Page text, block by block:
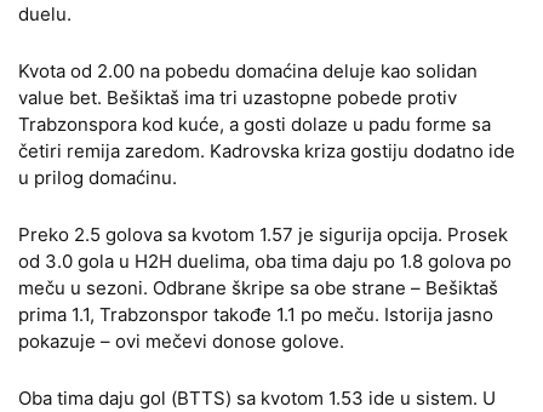
duelu.
Kvota od 2.00 na pobedu domaćina deluje kao solidan
value bet. Bešiktaš ima tri uzastopne pobede protiv
Trabzonspora kod kuće, a gosti dolaze u padu forme sa
četiri remija zaredom. Kadrovska kriza gostiju dodatno ide
u prilog domaćinu.
Preko 2.5 golova sa kvotom 1.57 je siguriјa opcija. Prosek
od 3.0 gola u H2H duelima, oba tima daju po 1.8 golova po
meču u sezoni. Odbrane škripe sa obe strane – Bešiktaš
prima 1.1, Trabzonspor takođe 1.1 po meču. Istorija jasno
pokazuje – ovi mečevi donose golove.
Oba tima daju gol (BTTS) sa kvotom 1.53 ide u sistem. U